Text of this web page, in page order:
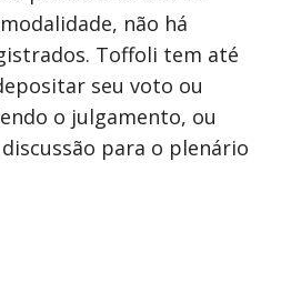
não há
Toffoli tem até
seu voto ou
o julgamento, ou
para o plenário